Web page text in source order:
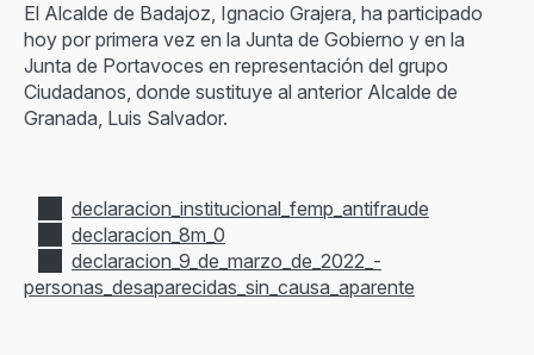
El Alcalde de Badajoz, Ignacio Grajera, ha participado
hoy por primera vez en la Junta de Gobierno y en la
Junta de Portavoces en representación del grupo
Ciudadanos, donde sustituye al anterior Alcalde de
Granada, Luis Salvador.
declaracion_institucional_femp_antifraude
declaracion_8m_0
declaracion_9_de_marzo_de_2022_-
personas_desaparecidas_sin_causa_aparente